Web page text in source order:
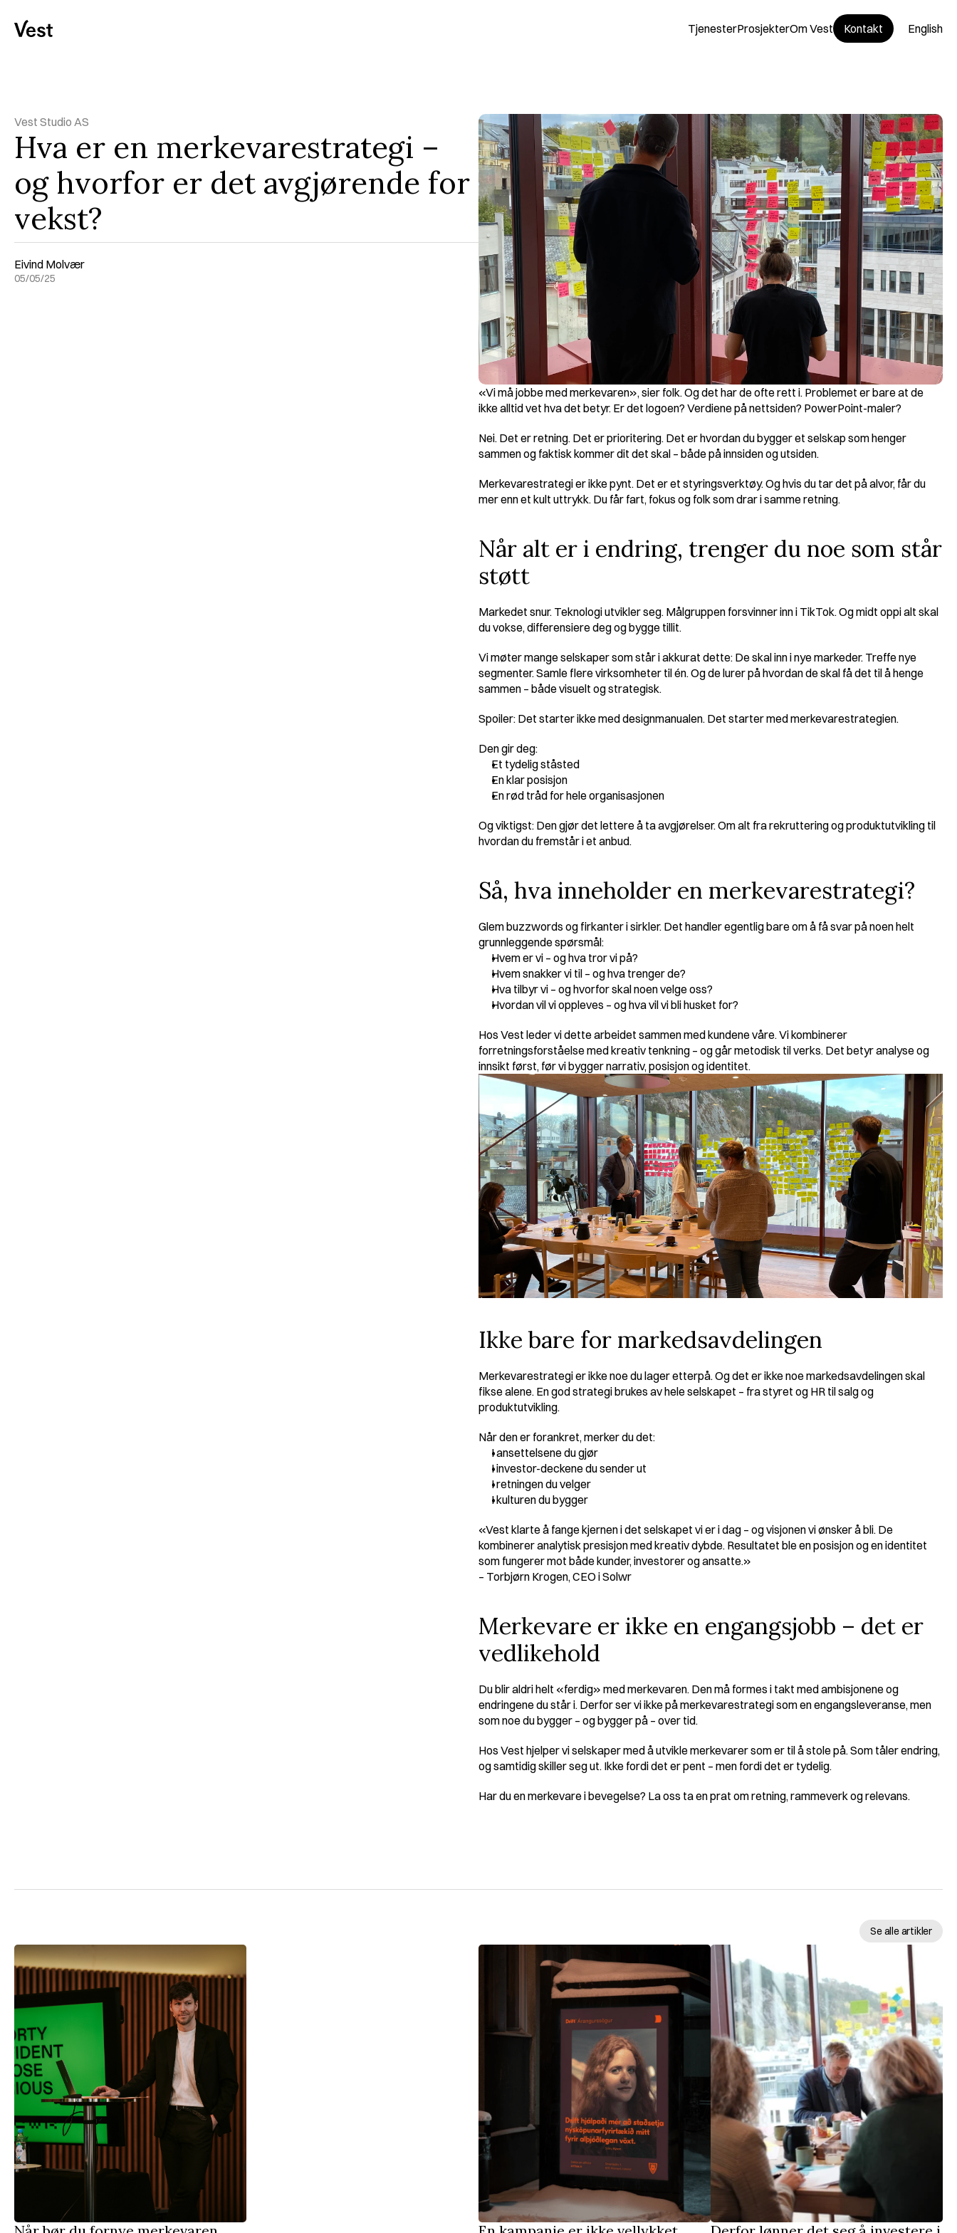
TjenesterProsjekterOm Vest Kontakt English
Vest Studio AS
Hva er en merkevarestrategi –
og hvorfor er det avgjørende for
vekst?
Eivind Molvær
05/05/25
«Vi må jobbe med merkevaren», sier folk. Og det har de ofte rett i. Problemet er bare at de
ikke alltid vet hva det betyr. Er det logoen? Verdiene på nettsiden? PowerPoint-maler?
Nei. Det er retning. Det er prioritering. Det er hvordan du bygger et selskap som henger
sammen og faktisk kommer dit det skal – både på innsiden og utsiden.
Merkevarestrategi er ikke pynt. Det er et styringsverktøy. Og hvis du tar det på alvor, får du
mer enn et kult uttrykk. Du får fart, fokus og folk som drar i samme retning.
Når alt er i endring, trenger du noe som står
støtt
Markedet snur. Teknologi utvikler seg. Målgruppen forsvinner inn i TikTok. Og midt oppi alt skal
du vokse, differensiere deg og bygge tillit.
Vi møter mange selskaper som står i akkurat dette: De skal inn i nye markeder. Treffe nye
segmenter. Samle flere virksomheter til én. Og de lurer på hvordan de skal få det til å henge
sammen – både visuelt og strategisk.
Spoiler: Det starter ikke med designmanualen. Det starter med merkevarestrategien.
Den gir deg:
Et tydelig ståsted
En klar posisjon
En rød tråd for hele organisasjonen
Og viktigst: Den gjør det lettere å ta avgjørelser. Om alt fra rekruttering og produktutvikling til
hvordan du fremstår i et anbud.
Så, hva inneholder en merkevarestrategi?
Glem buzzwords og firkanter i sirkler. Det handler egentlig bare om å få svar på noen helt
grunnleggende spørsmål:
Hvem er vi – og hva tror vi på?
Hvem snakker vi til – og hva trenger de?
Hva tilbyr vi – og hvorfor skal noen velge oss?
Hvordan vil vi oppleves – og hva vil vi bli husket for?
Hos Vest leder vi dette arbeidet sammen med kundene våre. Vi kombinerer
forretningsforståelse med kreativ tenkning – og går metodisk til verks. Det betyr analyse og
innsikt først, før vi bygger narrativ, posisjon og identitet.
Ikke bare for markedsavdelingen
Merkevarestrategi er ikke noe du lager etterpå. Og det er ikke noe markedsavdelingen skal
fikse alene. En god strategi brukes av hele selskapet – fra styret og HR til salg og
produktutvikling.
Når den er forankret, merker du det:
I ansettelsene du gjør
I investor-deckene du sender ut
I retningen du velger
I kulturen du bygger
«Vest klarte å fange kjernen i det selskapet vi er i dag – og visjonen vi ønsker å bli. De
kombinerer analytisk presisjon med kreativ dybde. Resultatet ble en posisjon og en identitet
som fungerer mot både kunder, investorer og ansatte.»
– Torbjørn Krogen, CEO i Solwr
Merkevare er ikke en engangsjobb – det er
vedlikehold
Du blir aldri helt «ferdig» med merkevaren. Den må formes i takt med ambisjonene og
endringene du står i. Derfor ser vi ikke på merkevarestrategi som en engangsleveranse, men
som noe du bygger – og bygger på – over tid.
Hos Vest hjelper vi selskaper med å utvikle merkevarer som er til å stole på. Som tåler endring,
og samtidig skiller seg ut. Ikke fordi det er pent – men fordi det er tydelig.
Har du en merkevare i bevegelse? La oss ta en prat om retning, rammeverk og relevans.
Flereartikler
Se alle artikler